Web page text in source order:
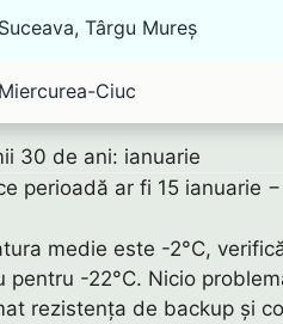
Suceava, Târgu Mureș
Miercurea-Ciuc
30 de ani: ianuarie
perioadă ar fi 15 ianuarie
medie este -2°C,
pentru -22°C. Nicio
rezistența de backup și